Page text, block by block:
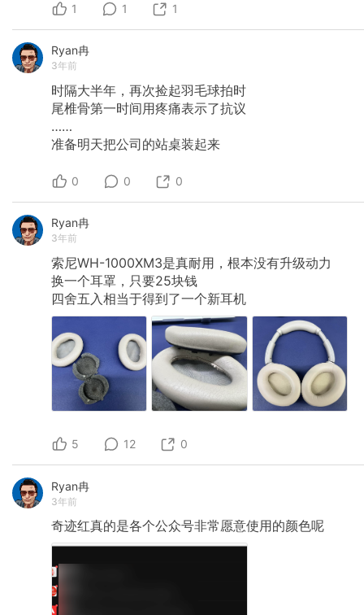
1 1 1
Ryan冉
3年前
时隔大半年，再次捡起羽毛球拍时
尾椎骨第一时间用疼痛表示了抗议
……
准备明天把公司的站桌装起来
0 0 0
Ryan冉
3年前
索尼WH-1000XM3是真耐用，根本没有升级动力
换一个耳罩，只要25块钱
四舍五入相当于得到了一个新耳机
5 12 0
Ryan冉
3年前
奇迹红真的是各个公众号非常愿意使用的颜色呢